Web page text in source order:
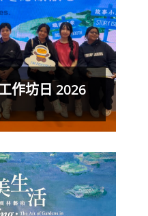
作坊日 2026